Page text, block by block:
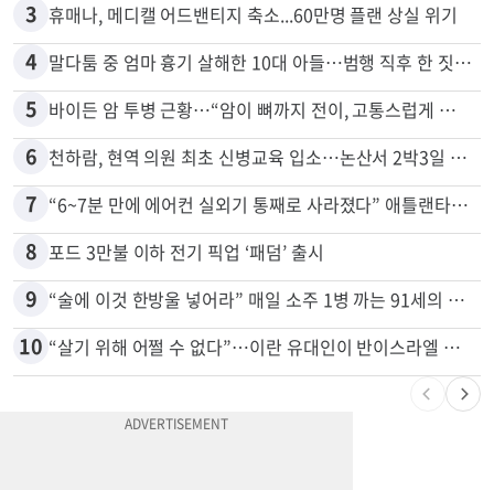
2 40대 여성, 오진으로 자궁 적출 수술
3 휴매나, 메디캘 어드밴티지 축소...60만명 플랜 상실 위기
4 말다툼 중 엄마 흉기 살해한 10대 아들…범행 직후 한 짓 충격
5 바이든 암 투병 근황…“암이 뼈까지 전이, 고통스럽게 투병 중”
6 천하람, 현역 의원 최초 신병교육 입소…논산서 2박3일 생활
7
8 포드 3만불 이하 전기 픽업 ‘패덤’ 출시
9 “술에 이것 한방울 넣어라” 매일 소주 1병 까는 91세의 철칙
“살기 위해 어쩔 수 없다”…이란 유대인이 반이스라엘 외치는 까닭